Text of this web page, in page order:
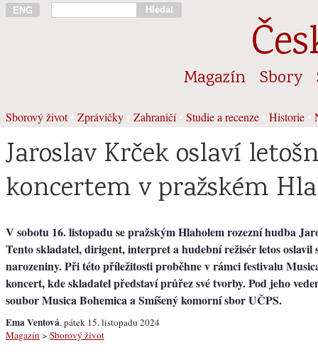
ENG Hledat
Magazín Sbory
Sborový život• Zprávičky Zahraničí• Studie a recenze Historie
Jaroslav Krček oslaví
koncertem v pražském
V sobotu 16. listopadu se pražským Hlaholem rozezní hudba
Tento skladatel, dirigent, interpret a hudební režisér letos oslavil
narozeniny. Při této příležitosti proběhne v rámci festivalu
koncert, kde skladatel představí průřez své tvorby. Pod jeho
soubor Musica Bohemica a Smíšený komorní sbor UČPS.
Ema Ventová, pátek 15. listopadu 2024
Magazín > Sborový život